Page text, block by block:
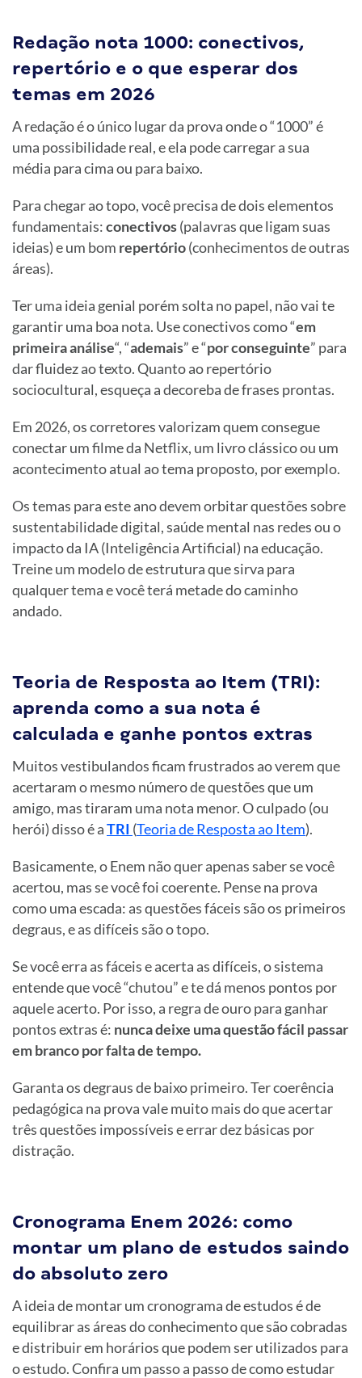
Redação nota 1000: conectivos,
repertório e o que esperar dos
temas em 2026
A redação é o único lugar da prova onde o “1000” é
uma possibilidade real, e ela pode carregar a sua
média para cima ou para baixo.
Para chegar ao topo, você precisa de dois elementos
fundamentais:conectivos(palavras que ligam suas
ideias) e um bom repertório(conhecimentos de outras
áreas).
Ter uma ideia genial porém solta no papel, não vai te
garantir uma boa nota. Use conectivos como “em
primeira análise“, “ademais” e “por conseguinte” para
dar fluidez ao texto. Quanto ao repertório
sociocultural, esqueça a decoreba de frases prontas.
Em 2026, os corretores valorizam quem consegue
conectar um filme da Netflix, um livro clássico ou um
acontecimento atual ao tema proposto, por exemplo.
Os temas para este ano devem orbitar questões sobre
sustentabilidade digital, saúde mental nas redes ou o
impacto da IA (Inteligência Artificial) na educação.
Treine um modelo de estrutura que sirva para
qualquer tema e você terá metade do caminho
andado.
Teoria de Resposta ao Item (TRI):
aprenda como a sua nota é
calculada e ganhe pontos extras
Muitos vestibulandos ficam frustrados ao verem que
acertaram o mesmo número de questões que um
amigo, mas tiraram uma nota menor. O culpado (ou
herói) disso é aTRI (Teoria de Resposta ao Item).
Basicamente, o Enem não quer apenas saber se você
acertou, mas se você foi coerente. Pense na prova
como uma escada: as questões fáceis são os primeiros
degraus, e as difíceis são o topo.
Se você erra as fáceis e acerta as difíceis, o sistema
entende que você “chutou” e te dá menos pontos por
aquele acerto. Por isso, a regra de ouro para ganhar
pontos extras é: nunca deixe uma questão fácil passar
em branco por falta de tempo.
Garanta os degraus de baixo primeiro. Ter coerência
pedagógica na prova vale muito mais do que acertar
três questões impossíveis e errar dez básicas por
distração.
Cronograma Enem 2026: como
montar um plano de estudos saindo
do absoluto zero
A ideia de montar um cronograma de estudos é de
equilibrar as áreas do conhecimento que são cobradas
e distribuir em horários que podem ser utilizados para
o estudo. Confira um passo a passo de como estudar